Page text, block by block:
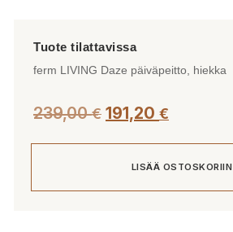
ferm LIVING Daze päiväpeitto, hiekka
239,00€ 191,20 €
LISÄÄ OSTOSKORIIN